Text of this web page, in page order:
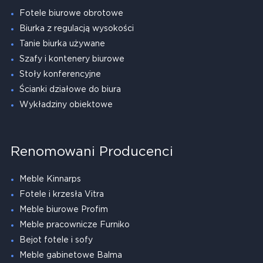
Fotele biurowe obrotowe
Biurka z regulacją wysokości
Tanie biurka używane
Szafy i kontenery biurowe
Stoły konferencyjne
Ścianki działowe do biura
Wykładziny obiektowe
Renomowani Producenci
Meble Kinnarps
Fotele i krzesła Vitra
Meble biurowe Profim
Meble pracownicze Furniko
Bejot fotele i sofy
Meble gabinetowe Balma